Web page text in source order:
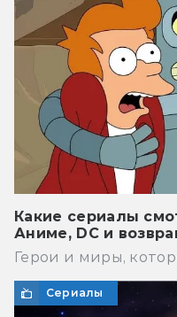
Какие сериалы
Аниме, DC и
Герои и миры,
Сериалы